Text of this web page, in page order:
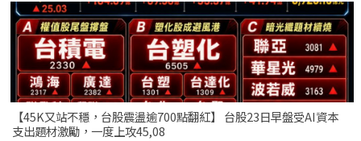
【45K又站不穩，台股震盪逾700點翻紅】 台股23日早盤受AI資本
支出題材激勵，一度上攻45,08